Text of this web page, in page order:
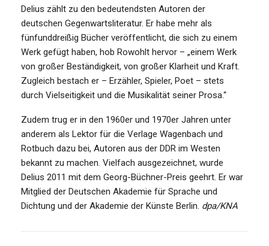
Delius zählt zu den bedeutendsten Autoren der
deutschen Gegenwartsliteratur. Er habe mehr als
fünfunddreißig Bücher veröffentlicht, die sich zu einem
Werk gefügt haben, hob Rowohlt hervor – „einem Werk
von großer Beständigkeit, von großer Klarheit und Kraft.
Zugleich bestach er – Erzähler, Spieler, Poet – stets
durch Vielseitigkeit und die Musikalität seiner Prosa.“
Zudem trug er in den 1960er und 1970er Jahren unter
anderem als Lektor für die Verlage Wagenbach und
Rotbuch dazu bei, Autoren aus der DDR im Westen
bekannt zu machen. Vielfach ausgezeichnet, wurde
Delius 2011 mit dem Georg-Büchner-Preis geehrt. Er war
Mitglied der Deutschen Akademie für Sprache und
Dichtung und der Akademie der Künste Berlin. dpa/KNA